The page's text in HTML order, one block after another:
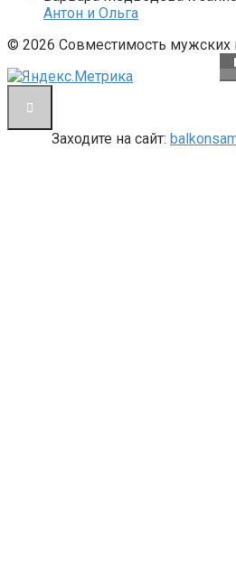
Антон и Ольга
© 2026 Совместимость мужских
Заходите на сайт: